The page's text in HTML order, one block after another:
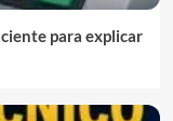
para explicar